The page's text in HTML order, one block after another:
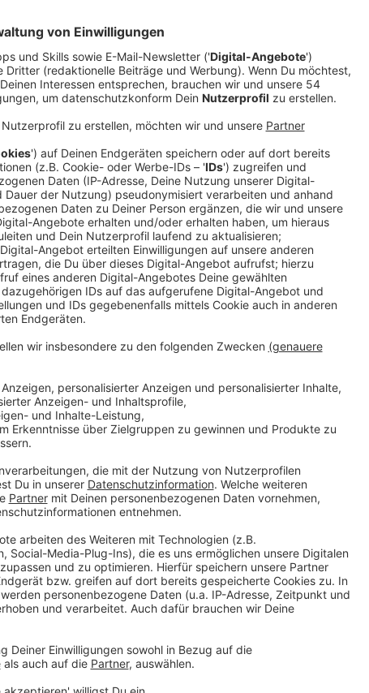
Hintergrund istein Fall aus Deutschland. Die Kläger buchten im
Reise auf die Kanarischen Inseln. Zwei Tage nach ihrer Ankunft
Pandemie die Strände gesperrt und eine Ausgangssperre
Pools und Liegen verboten, das Animationsprogramm wurde
Tagen endete die Reise - also deutlich früher als geplant. Die
noch 30 Prozent des Preises für den Urlaub zahlen. Der
weil er nicht für ein solches "allgemeines Lebensrisiko"
nicht stattgeben, die Urlauber bekamen Recht.
Wir haben über dieses Urteil mit Rechtsanwalt Arndt Kempgens
Anzeige
Was bedeutet das Urteil für Reisende?
Anzeige
"Das ist ein gutes Urteil für Reisende, denn sie können jetzt
genau in den Fällen, in denen sie im Urlaub waren und
nicht erbracht wurden, wie vertraglich vereinbart. Das kann
coronabedingt nicht nutzbar war oder das Fitnessstudio. Es
das sozusagen eine Einschränkung der Reise ist, weil das ja
haben oft so argumentiert, von wegen: 'Wir können nichts dafür,
Minderungsbetrag.' Damit ist jetzt Schluss."
Anzeige
©RA Kempgens
Rechtsanwalt Arndt Kempgens aus Gelsenkirchen
Anzeige